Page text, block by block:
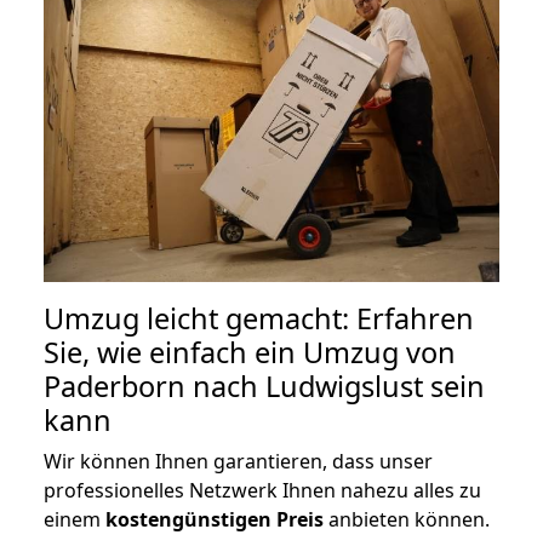
Umzug leicht gemacht: Erfahren
Sie, wie einfach ein Umzug von
Paderborn nach Ludwigslust sein
kann
Wir können Ihnen garantieren, dass unser
professionelles Netzwerk Ihnen nahezu alles zu
einem kostengünstigen Preisanbieten können.